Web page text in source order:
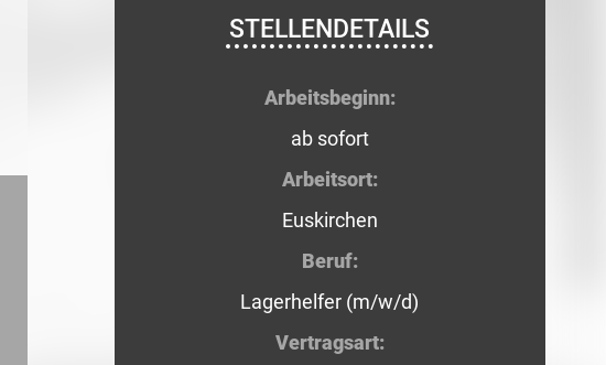
STELLENDETAILS
Arbeitsbeginn:
ab sofort
Arbeitsort:
Euskirchen
Beruf:
Lagerhelfer (m/w/d)
Vertragsart: